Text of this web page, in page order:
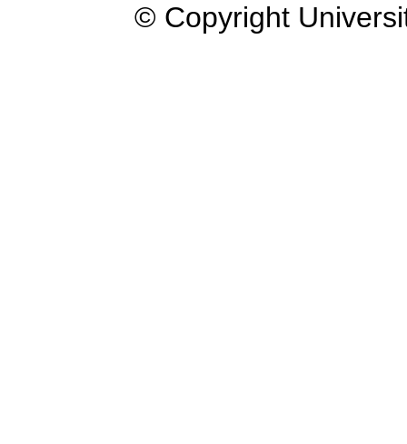
© Copyright